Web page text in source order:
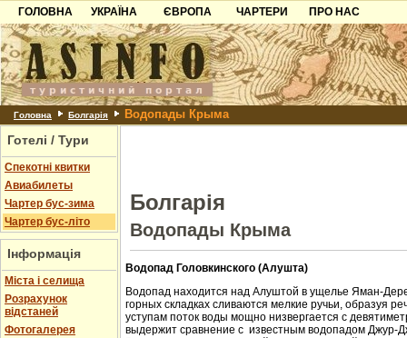
ГОЛОВНА
УКРАЇНА
Карпати
Азов
Причорноморря
Шацьк
ЄВРОПА
Чорногорія
Хорватія
Болгарія
Албанія
ЧАРТЕРИ
ПРО НАС
Контакти
Партнерам
Додати готель
Головна Болгарія Водопады Крыма
Готелі / Тури
Спекотні квитки
Авиабилеты
Чартер бус-зима
Чартер бус-літо
Інформація
Міста і селища
Розрахунок
відстаней
Фотогалерея
Болгарія
Водопады Крыма
Водопад Головкинского (Алушта)
Водопад находится над Алуштой в ущелье Яман-
горных складках сливаются мелкие ручьи, образуя
уступам поток воды мощно низвергается с
выдержит сравнение с известным водопадом Джур-